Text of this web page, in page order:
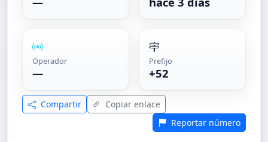
Operador
—
Prefijo
+52
Compartir
Copiar enlace
Reportar número